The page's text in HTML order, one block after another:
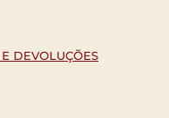
DEVOLUÇÕES